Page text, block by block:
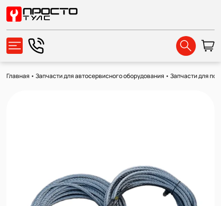
Главная •Запчасти для автосервисного оборудования •Запчасти для